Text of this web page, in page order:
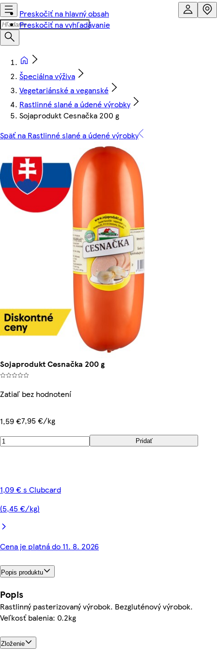
Preskočiť na hlavný obsah
Preskočiť na vyhľadávanie
Špeciálna výživa
Vegetariánské a veganské
Rastlinné slané a údené výrobky
Sojaprodukt Cesnačka 200 g
Späť na Rastlinné slané a údené výrobky
Sojaprodukt Cesnačka 200 g
Zatiaľ bez hodnotení
1,59 €7,95 €/kg
Pridať
1,09 € s Clubcard
(5,45 €/kg)
Cena je platná do 11. 8. 2026
Popis produktu
Popis
Rastlinný pasterizovaný výrobok. Bezgluténový výrobok.
Veľkosť balenia: 0.2kg
Zloženie